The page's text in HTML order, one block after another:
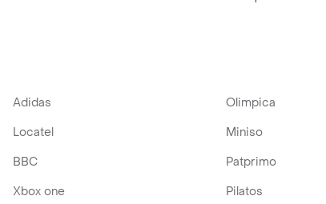
Adidas Olimpica
Locatel
Miniso
BBC
Patprimo
Xbox one
Pilatos